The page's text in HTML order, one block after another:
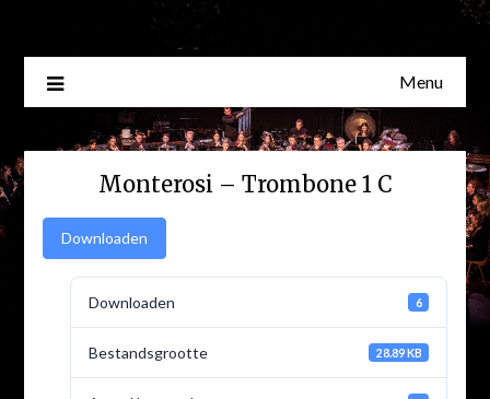
Menu
Monterosi – Trombone 1 C
Downloaden
Downloaden 6
Bestandsgrootte 28.89 KB